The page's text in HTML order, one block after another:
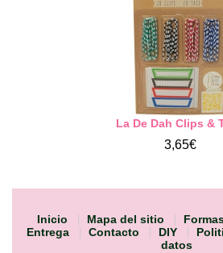
La De Dah Clips &
3,65€
Inicio Mapa del sitio
Entrega
Contacto DIY
datos